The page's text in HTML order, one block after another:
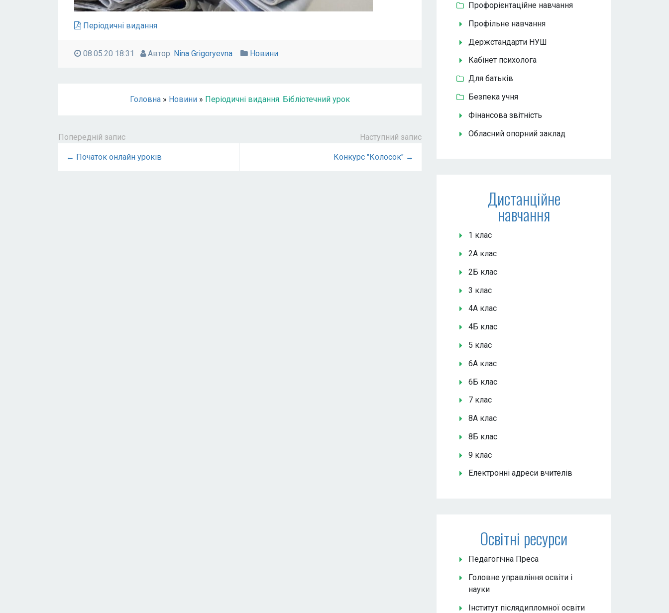
Періодичні видання
08.05.20 18:31 Автор: Nina Grigoryevna Новини
Головна » Новини » Періодичні видання. Бібліотечний урок
Попередній запис Наступний запис
← Початок онлайн уроків Конкурс "Колосок" →
Профорієнтаційне навчання
Профільне навчання
Держстандарти НУШ
Кабінет психолога
Для батьків
Безпека учня
Фінансова звітність
Обласний опорний заклад
Дистанційне
навчання
1 клас
2А клас
2Б клас
3 клас
4А клас
4Б клас
5 клас
6А клас
6Б клас
7 клас
8А клас
8Б клас
9 клас
Електронні адреси вчителів
Освітні ресурси
Педагогічна Преса
Головне управління освіти і
науки
Інститут післядипломної освіти